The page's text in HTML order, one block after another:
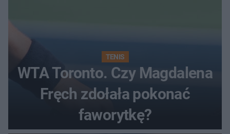
TENIS
WTA Toronto. Czy Magdalena
Fręch zdołała pokonać
faworytkę?